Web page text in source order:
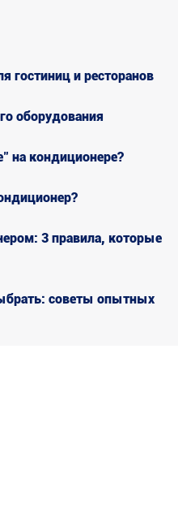
гостиниц и ресторанов
оборудования
на кондиционере?
3 правила, которые
советы опытных